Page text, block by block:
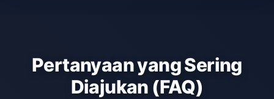
Pertanyaan yang Sering
Diajukan (FAQ)